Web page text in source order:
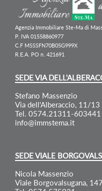
Agenzia Immobiliare Ste-Ma di
P. IVA 01558860977
C.F MSSSFN70B05G999X
R.E.A. PO n. 421691
SEDE VIA
Stefano Massenzio
Via dell'Alberaccio, 11/13
Tel. 0574.21311-603441
info@immstema.it
SEDE VIALE
Nicola Massenzio
Viale Borgovalsugana,